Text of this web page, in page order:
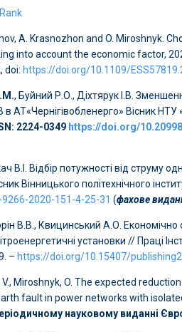
A. Krasnozhon and O. Miroshnyk.
into account the economic factor,
doi: https://doi.org/10.1109/
, Буйний Р.О., Діхтярук І.В.
АТ«Чернігівобленерго» Вісник НТУ
2224-0349 https://doi.org/
В.І. Відбір потужності від
Вінницького політехнічного
2020-151-4-25-31 (фахове
В.В., Квицинський А.О.
установки // Праці
– https://doi.org/10.15407/
V., Miroshnyk, O. The expected
fault in power networks with
науковому виданні